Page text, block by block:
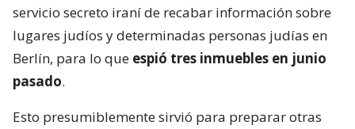
servicio secreto iraní de recabar información sobre
lugares judíos y determinadas personas judías en
Berlín, para lo que espió tres inmuebles en junio
pasado.
Esto presumiblemente sirvió para preparar otras